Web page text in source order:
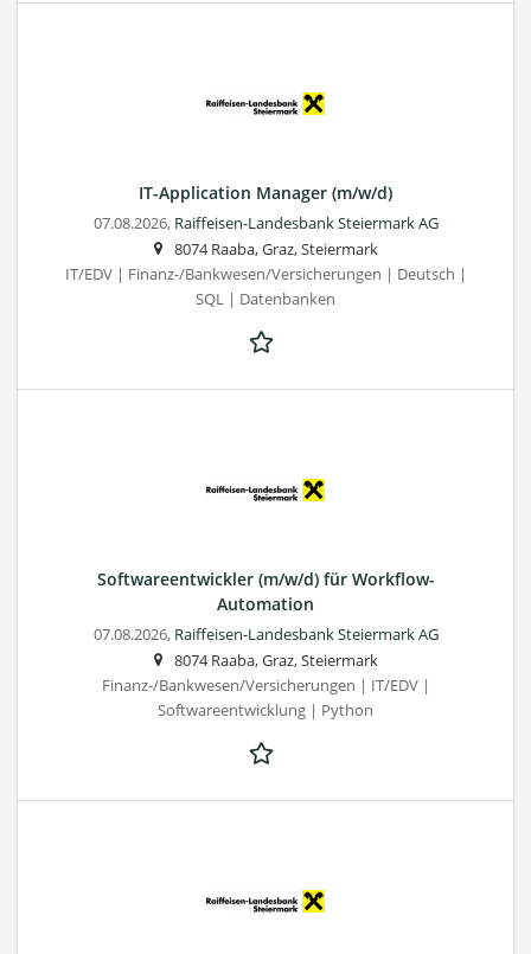
IT-Application Manager (m/w/d)
07.08.2026, Raiffeisen-Landesbank Steiermark AG
8074 Raaba, Graz, Steiermark
IT/EDV | Finanz-/Bankwesen/Versicherungen | Deutsch |
SQL | Datenbanken
Softwareentwickler (m/w/d) für Workflow-
Automation
07.08.2026, Raiffeisen-Landesbank Steiermark AG
8074 Raaba, Graz, Steiermark
Finanz-/Bankwesen/Versicherungen | IT/EDV |
Softwareentwicklung | Python